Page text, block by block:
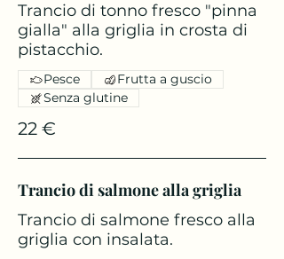
Trancio di tonno fresco "pinna
gialla" alla griglia in crosta di
pistacchio.
22 €
Pesce
Frutta a guscio
Senza glutine
Trancio di salmone alla griglia
Trancio di salmone fresco alla
griglia con insalata.